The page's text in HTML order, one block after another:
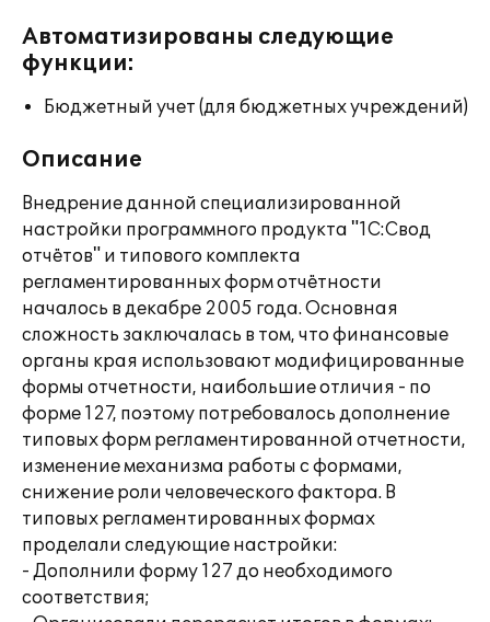
Автоматизированы следующие
функции:
Бюджетный учет (для бюджетных учреждений)
Описание
Внедрение данной специализированной
настройки программного продукта "1С:Свод
отчётов" и типового комплекта
регламентированных форм отчётности
началось в декабре 2005 года. Основная
сложность заключалась в том, что финансовые
органы края использовают модифицированные
формы отчетности, наибольшие отличия - по
форме 127, поэтому потребовалось дополнение
типовых форм регламентированной отчетности,
изменение механизма работы с формами,
снижение роли человеческого фактора. В
типовых регламентированных формах
проделали следующие настройки:
- Дополнили форму 127 до необходимого
соответствия;